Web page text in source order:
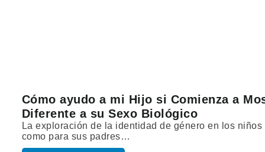
Cómo ayudo a mi Hijo si Comienza a
Diferente a su Sexo Biológico
La exploración de la identidad de género en los
como para sus padres…